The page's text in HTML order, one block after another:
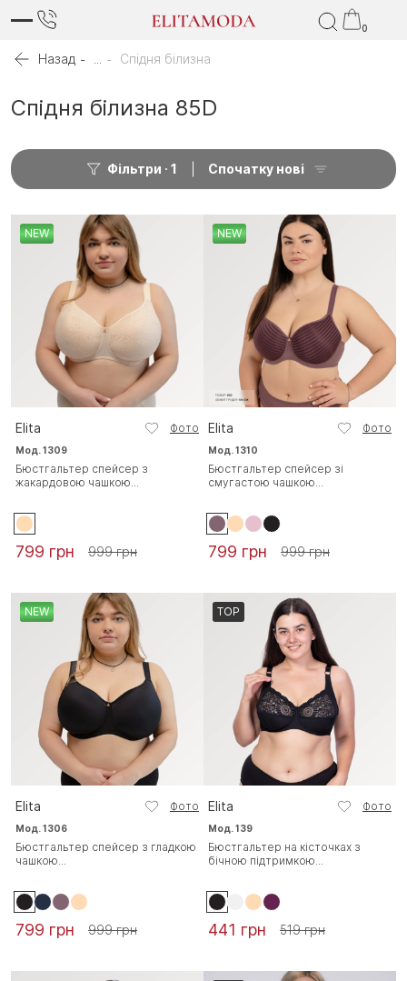
0
Назад Спідня білизна
Спідня білизна 85D
Фільтри 1 Спочатку нові
NEW
Elita Фото
Мод. 1309
Бюстгальтер спейсер з
жакардовою чашкою...
799 грн 999 грн
NEW
Elita Фото
Мод. 1310
Бюстгальтер спейсер зі
смугастою чашкою...
799 грн 999 грн
NEW
Elita Фото
Мод. 1306
Бюстгальтер спейсер з гладкою
чашкою...
799 грн 999 грн
TOP
Elita Фото
Мод. 139
Бюстгальтер на кісточках з
бічною підтримкою...
441 грн 519 грн